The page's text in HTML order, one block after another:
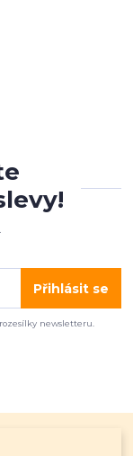
Přihlásit se
newsletteru.